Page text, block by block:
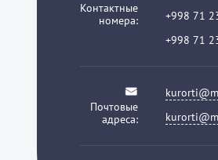
Контактные
номера:
+998 71
+998 71
Почтовые
адреса: